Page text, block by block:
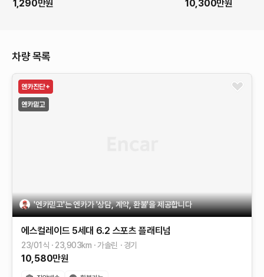
1,290만원 10,300만원
차량 목록
'엔카믿고'는 엔카가 '상담, 계약, 환불'을 제공합니다
에스컬레이드 5세대 6.2 스포츠 플래티넘
23/01식 23,903km 가솔린 경기
10,580만원